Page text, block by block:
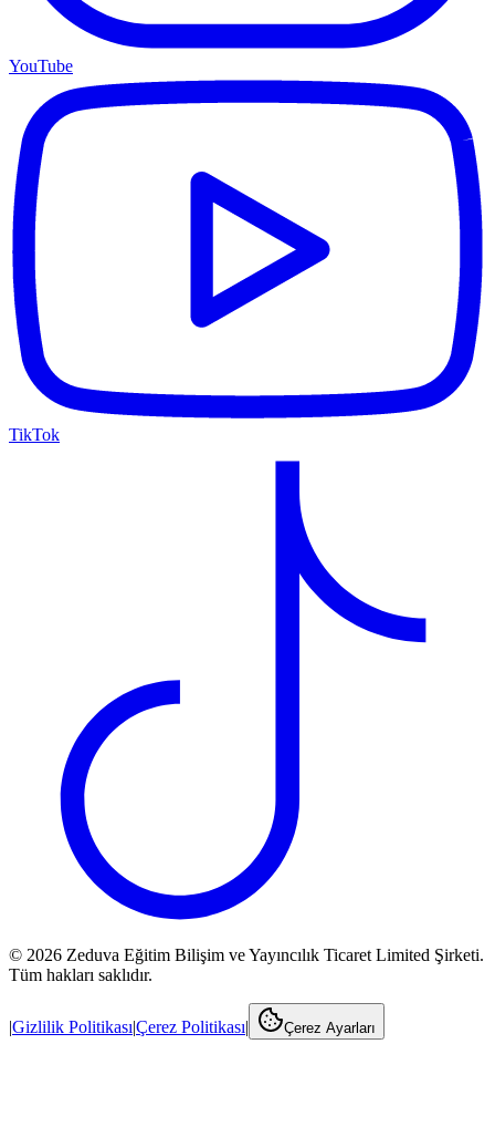
YouTube
TikTok
© 2026 Zeduva Eğitim Bilişim ve Yayıncılık Ticaret Limited Şirketi.
Tüm hakları saklıdır.
|Gizlilik Politikası|Çerez Politikası| Çerez Ayarları